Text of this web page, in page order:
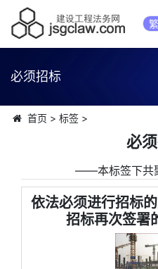
必须招标
首页 > 标签>
必
――本标签下共
依法必须进行招标
招标再次签署